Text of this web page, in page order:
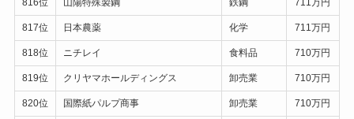
816位 山陽特殊製鋼 鉄鋼 711万円
817位 日本農薬 化学 711万円
818位 ニチレイ 食料品 710万円
819位 クリヤマホールディングス 卸売業 710万円
820位 国際紙パルプ商事 卸売業 710万円